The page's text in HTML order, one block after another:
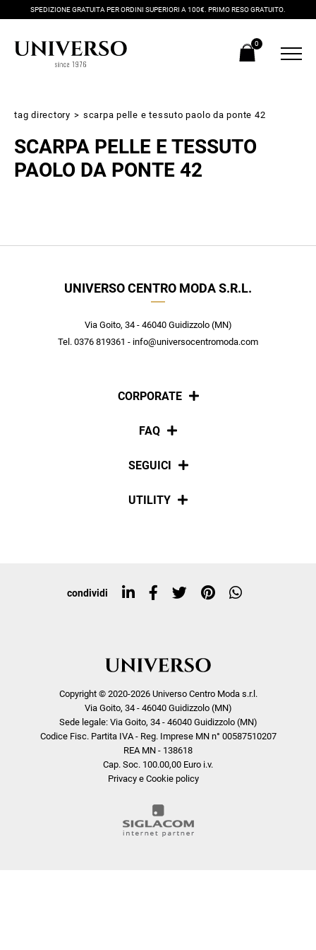
SPEDIZIONE GRATUITA PER ORDINI SUPERIORI A 100€. PRIMO RESO GRATUITO.
0
tag directory > scarpa pelle e tessuto paolo da ponte 42
SCARPA PELLE E TESSUTO
PAOLO DA PONTE 42
UNIVERSO CENTRO MODA S.R.L.
Via Goito, 34 - 46040 Guidizzolo (MN)
Tel. 0376 819361 - info@universocentromoda.com
CORPORATE
Chi siamo
FAQ
Pagamenti
SEGUICI
Social
UTILITY
Top ricerche
condividi
Copyright © 2020-2026 Universo Centro Moda s.r.l.
Via Goito, 34 - 46040 Guidizzolo (MN)
Sede legale: Via Goito, 34 - 46040 Guidizzolo (MN)
Codice Fisc. Partita IVA - Reg. Imprese MN n° 00587510207
REA MN - 138618
Cap. Soc. 100.00,00 Euro i.v.
Privacy e Cookie policy
Iscriviti alla newsletter
nuovi arrivi utilizzabile anche in negozio!
Crea il tuo stile grazie ai consigli dei nostri personal shopper e
scopri in anteprima le offerte in esclusiva a te riservate.
ISCRIVITI